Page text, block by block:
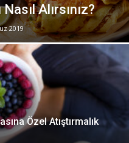
Alırsınız?
2019
Özel Atıştırmalık